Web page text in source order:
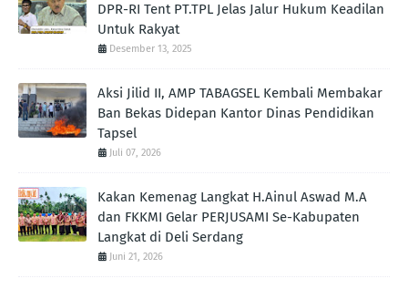
DPR-RI Tent PT.TPL Jelas Jalur Hukum Keadilan
Untuk Rakyat
Desember 13, 2025
Aksi Jilid II, AMP TABAGSEL Kembali Membakar
Ban Bekas Didepan Kantor Dinas Pendidikan
Tapsel
Juli 07, 2026
Kakan Kemenag Langkat H.Ainul Aswad M.A
dan FKKMI Gelar PERJUSAMI Se-Kabupaten
Langkat di Deli Serdang
Juni 21, 2026